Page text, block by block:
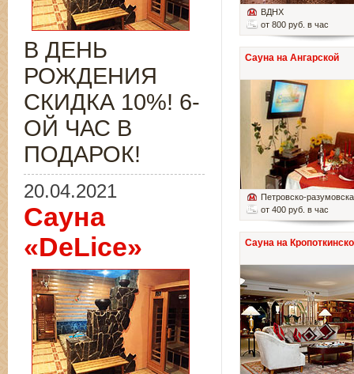
ВДНХ
от 800 руб. в час
Сауна на Ангарской
Петровско-
от 400 руб. в час
Сауна на
В ДЕНЬ
РОЖДЕНИЯ
СКИДКА 10%! 6-
ОЙ ЧАС В
ПОДАРОК!
20.04.2021
Сауна
«DeLice»